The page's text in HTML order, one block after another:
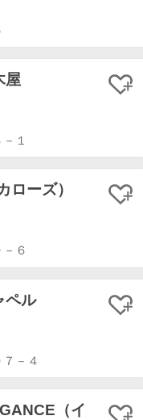
屋
１
ローズ）
６
ペル
－４
（イ